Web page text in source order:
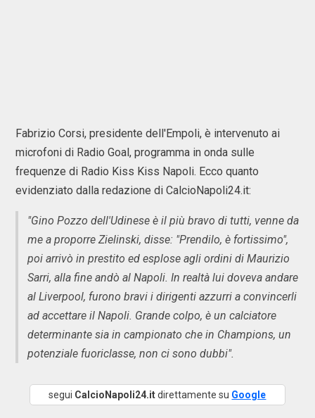
Fabrizio Corsi, presidente dell'Empoli, è intervenuto ai
microfoni di Radio Goal, programma in onda sulle
frequenze di Radio Kiss Kiss Napoli. Ecco quanto
evidenziato dalla redazione di CalcioNapoli24.it:
"Gino Pozzo dell'Udinese è il più bravo di tutti, venne da
me a proporre Zielinski, disse: "Prendilo, è fortissimo",
poi arrivò in prestito ed esplose agli ordini di Maurizio
Sarri, alla fine andò al Napoli. In realtà lui doveva andare
al Liverpool, furono bravi i dirigenti azzurri a convincerli
ad accettare il Napoli. Grande colpo, è un calciatore
determinante sia in campionato che in Champions, un
potenziale fuoriclasse, non ci sono dubbi".
segui CalcioNapoli24.itdirettamente su Google